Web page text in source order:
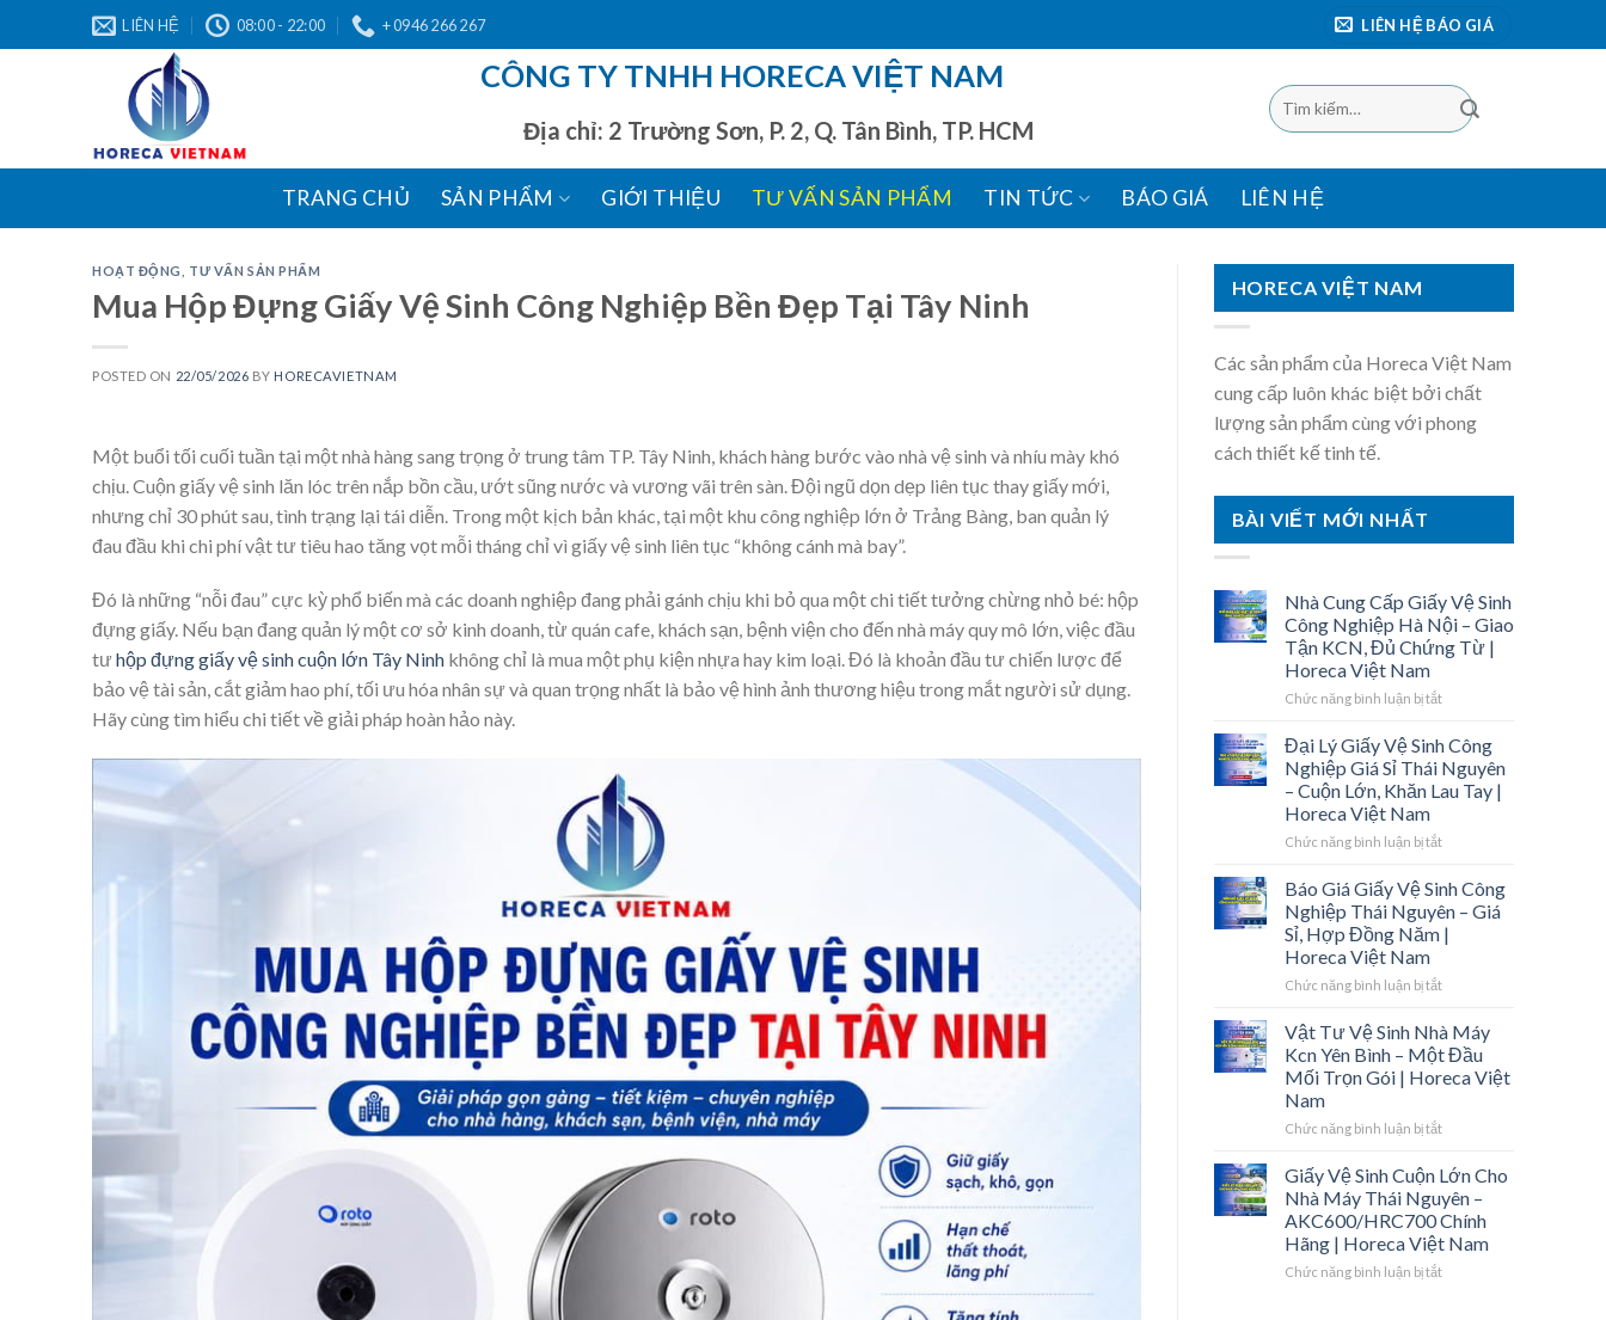
to
LIÊN HỆ 08:00 - 22:00 + 0946 266 267 LIÊN HỆ BÁO GIÁ
CÔNG TY TNHH HORECA VIỆT NAM
Địa chỉ: 2 Trường Sơn, P. 2, Q. Tân Bình, TP. HCM
Tìm
kiếm:
TRANG CHỦ SẢN PHẨM GIỚI THIỆU TƯ VẤN SẢN PHẨM TIN TỨC BÁO GIÁ LIÊN HỆ
HOẠT ĐỘNG TƯ VẤN SẢN PHẨM
Mua Hộp Đựng Giấy Vệ Sinh Công Nghiệp Bền Đẹp Tại Tây Ninh
POSTED ON 22/05/2026 BY HORECAVIETNAM
Một buổi tối cuối tuần tại một nhà hàng sang trọng ở trung tâm TP. Tây Ninh, khách hàng bước vào nhà vệ sinh và nhíu mày khó
chịu. Cuộn giấy vệ sinh lăn lóc trên nắp bồn cầu, ướt sũng nước và vương vãi trên sàn. Đội ngũ dọn dẹp liên tục thay giấy mới,
nhưng chỉ 30 phút sau, tình trạng lại tái diễn. Trong một kịch bản khác, tại một khu công nghiệp lớn ở Trảng Bàng, ban quản lý
đau đầu khi chi phí vật tư tiêu hao tăng vọt mỗi tháng chỉ vì giấy vệ sinh liên tục “không cánh mà bay”.
Đó là những “nỗi đau” cực kỳ phổ biến mà các doanh nghiệp đang phải gánh chịu khi bỏ qua một chi tiết tưởng chừng nhỏ bé: hộp
đựng giấy. Nếu bạn đang quản lý một cơ sở kinh doanh, từ quán cafe, khách sạn, bệnh viện cho đến nhà máy quy mô lớn, việc đầu
tưhộp đựng giấy vệ sinh cuộn lớn Tây Ninh không chỉ là mua một phụ kiện nhựa hay kim loại. Đó là khoản đầu tư chiến lược để
bảo vệ tài sản, cắt giảm hao phí, tối ưu hóa nhân sự và quan trọng nhất là bảo vệ hình ảnh thương hiệu trong mắt người sử dụng.
Hãy cùng tìm hiểu chi tiết về giải pháp hoàn hảo này.
HORECA VIỆT NAM
Các sản phẩm của Horeca Việt Nam
cung cấp luôn khác biệt bởi chất
lượng sản phẩm cùng với phong
cách thiết kế tinh tế.
BÀI VIẾT MỚI NHẤT
Nhà Cung Cấp Giấy Vệ Sinh
Công Nghiệp Hà Nội – Giao
Tận KCN, Đủ Chứng Từ |
Horeca Việt Nam
Chức năng bình luận bị tắtở
Cung
Giấy
Vệ
Công
Hà
Nội
–
KCN,
Từ
|
Horeca
Nam
Đại Lý Giấy Vệ Sinh Công
Nghiệp Giá Sỉ Thái Nguyên
– Cuộn Lớn, Khăn Lau Tay |
Horeca Việt Nam
Chức năng bình luận bị tắtở
Lý
Vệ
Sinh
Nghiệp
Sỉ
Thái
Nguyên
–
Lớn,
Lau
Tay
|
Horeca
Việt
Nam
Báo Giá Giấy Vệ Sinh Công
Nghiệp Thái Nguyên – Giá
Sỉ, Hợp Đồng Năm |
Horeca Việt Nam
Chức năng bình luận bị tắtở
Giá
Giấy
Vệ
Sinh
Nghiệp
Nguyên
–
Giá
Sỉ,
Hợp
Đồng
Vật Tư Vệ Sinh Nhà Máy
Kcn Yên Bình – Một Đầu
Mối Trọn Gói | Horeca Việt
Nam
Chức năng bình luận bị tắtở
Tư
Sinh
Nhà
Máy
Kcn
Giấy Vệ Sinh Cuộn Lớn Cho
Nhà Máy Thái Nguyên –
AKC600/HRC700 Chính
Hãng | Horeca Việt Nam
Chức năng bình luận bị tắtở